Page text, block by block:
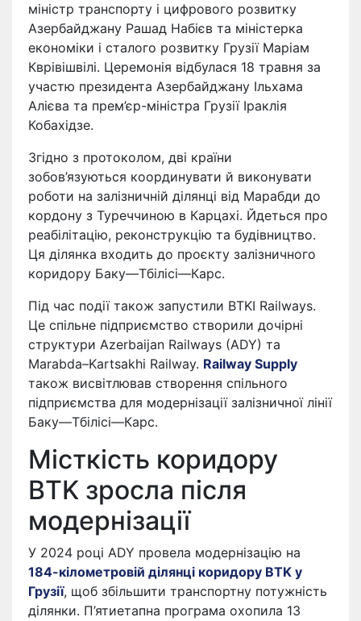
міністр транспорту і цифрового розвитку
Азербайджану Рашад Набієв та міністерка
економіки і сталого розвитку Грузії Маріам
Кврівішвілі. Церемонія відбулася 18 травня за
участю президента Азербайджану Ільхама
Алієва та прем’єр-міністра Грузії Іраклія
Кобахідзе.
Згідно з протоколом, дві країни
зобов’язуються координувати й виконувати
роботи на залізничній ділянці від Марабди до
кордону з Туреччиною в Карцахі. Йдеться про
реабілітацію, реконструкцію та будівництво.
Ця ділянка входить до проєкту залізничного
коридору Баку—Тбілісі—Карс.
Під час події також запустили BTKI Railways.
Це спільне підприємство створили дочірні
структури Azerbaijan Railways (ADY) та
Marabda–Kartsakhi Railway. Railway Supply
також висвітлював створення спільного
підприємства для модернізації залізничної лінії
Баку—Тбілісі—Карс.
Місткість коридору
BTK зросла після
модернізації
У 2024 році ADY провела модернізацію на
184-кілометровій ділянці коридору BTK у
Грузії, щоб збільшити транспортну потужність
ділянки. П’ятиетапна програма охопила 13